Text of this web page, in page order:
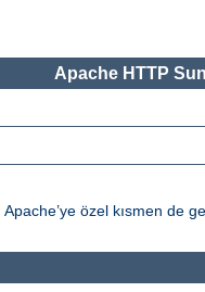
Apache HTTP
özel kısmen de